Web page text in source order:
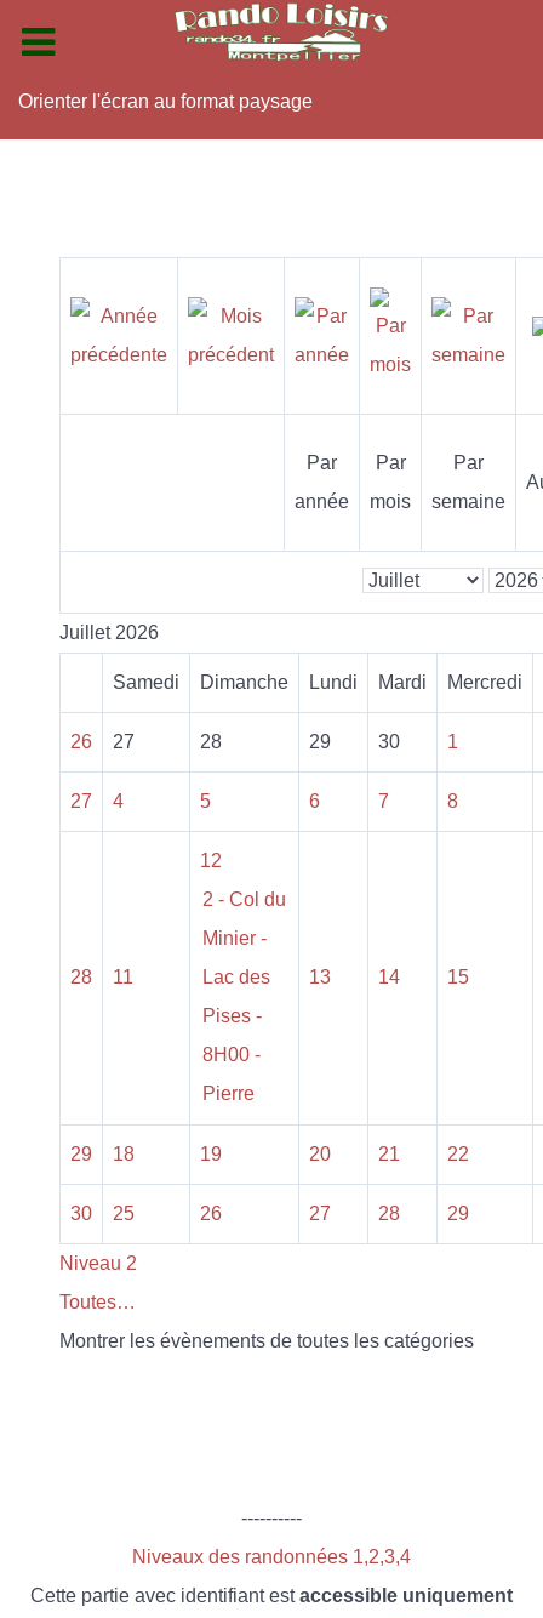
Orienter l'écran au format paysage
Par
année
Par
mois
Par
semaine
Juillet 2026
Samedi Dimanche Lundi Mardi Mercredi
26 27 28 29 30 1
27 4 5 6 7 8
28 11
12
2 - Col du
Minier -
Lac des
Pises -
8H00 -
Pierre
13 14 15
29 18 19 20 21 22
30 25 26 27 28 29
Niveau 2
Toutes…
Montrer les évènements de toutes les catégories
----------
Niveaux des randonnées 1,2,3,4
Cette partie avec identifiant estaccessible uniquement